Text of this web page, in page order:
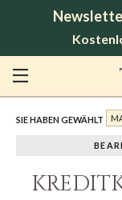
SIE HABEN GEWÄHLT